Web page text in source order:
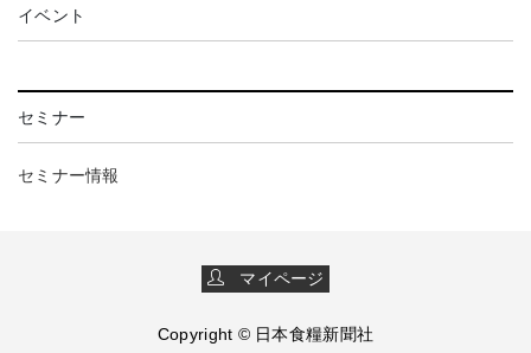
イベント
セミナー
セミナー情報
マイページ
Copyright © 日本食糧新聞社